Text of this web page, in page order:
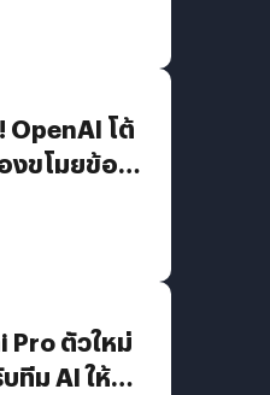
กเกอร์
โต้
งขโมยข้อมูล
Pro ตัวใหม่
ทีม AI ให้